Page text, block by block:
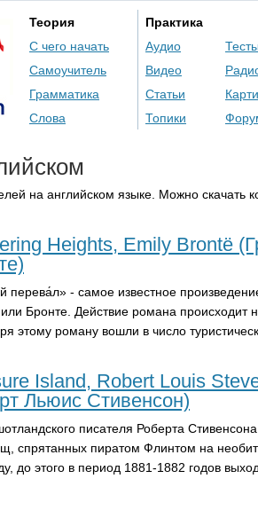
Теория
С чего начать
Самоучитель
Грамматика
Слова
Практика
Аудио
Видео
Статьи
Топики
Тесты
на английском языке. Можно скачать
Heights, Emily Brontë
перева́л» - самое известное
Бронте. Действие романа происходит
этому роману вошли в число
Island, Robert Louis
Льюис Стивенсон)
писателя Роберта
спрятанных пиратом Флинтом на
до этого в период 1881-1882 годов